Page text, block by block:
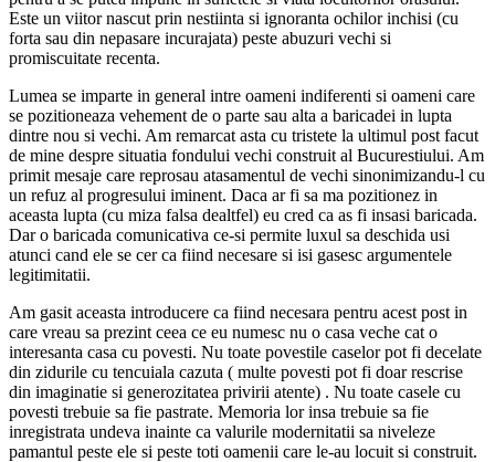
Este un viitor nascut prin nestiinta si ignoranta ochilor inchisi (cu
forta sau din nepasare incurajata) peste abuzuri vechi si
promiscuitate recenta.
Lumea se imparte in general intre oameni indiferenti si oameni care
se pozitioneaza vehement de o parte sau alta a baricadei in lupta
dintre nou si vechi. Am remarcat asta cu tristete la ultimul post facut
de mine despre situatia fondului vechi construit al Bucurestiului. Am
primit mesaje care reprosau atasamentul de vechi sinonimizandu-l cu
un refuz al progresului iminent. Daca ar fi sa ma pozitionez in
aceasta lupta (cu miza falsa dealtfel) eu cred ca as fi insasi baricada.
Dar o baricada comunicativa ce-si permite luxul sa deschida usi
atunci cand ele se cer ca fiind necesare si isi gasesc argumentele
legitimitatii.
Am gasit aceasta introducere ca fiind necesara pentru acest post in
care vreau sa prezint ceea ce eu numesc nu o casa veche cat o
interesanta casa cu povesti. Nu toate povestile caselor pot fi decelate
din zidurile cu tencuiala cazuta ( multe povesti pot fi doar rescrise
din imaginatie si generozitatea privirii atente) . Nu toate casele cu
povesti trebuie sa fie pastrate. Memoria lor insa trebuie sa fie
inregistrata undeva inainte ca valurile modernitatii sa niveleze
pamantul peste ele si peste toti oamenii care le-au locuit si construit.